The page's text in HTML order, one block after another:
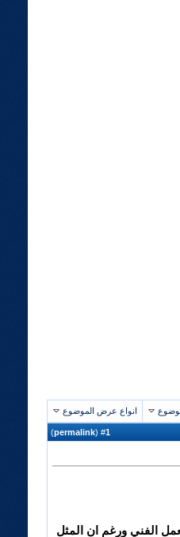
انواع عرض الموضوع
1
(
permalink
)
الفني ورغم ان المثل